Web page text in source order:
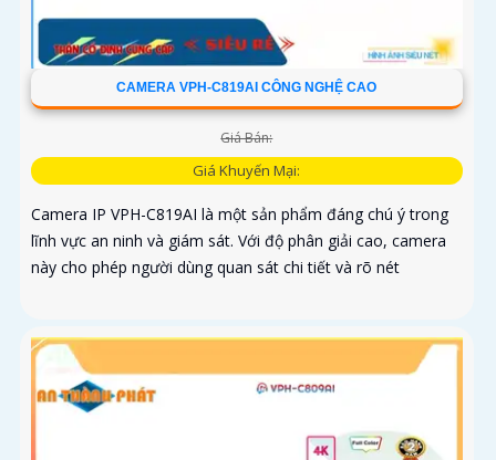
CAMERA VPH-C819AI CÔNG NGHỆ CAO
Giá Bán:
Giá Khuyến Mại:
Camera IP VPH-C819AI là một sản phẩm đáng chú ý trong
lĩnh vực an ninh và giám sát. Với độ phân giải cao, camera
này cho phép người dùng quan sát chi tiết và rõ nét